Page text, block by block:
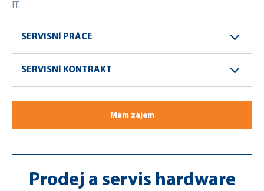
IT.
SERVISNÍ PRÁCE
SERVISNÍ KONTRAKT
Mám zájem
Prodej a servis hardware